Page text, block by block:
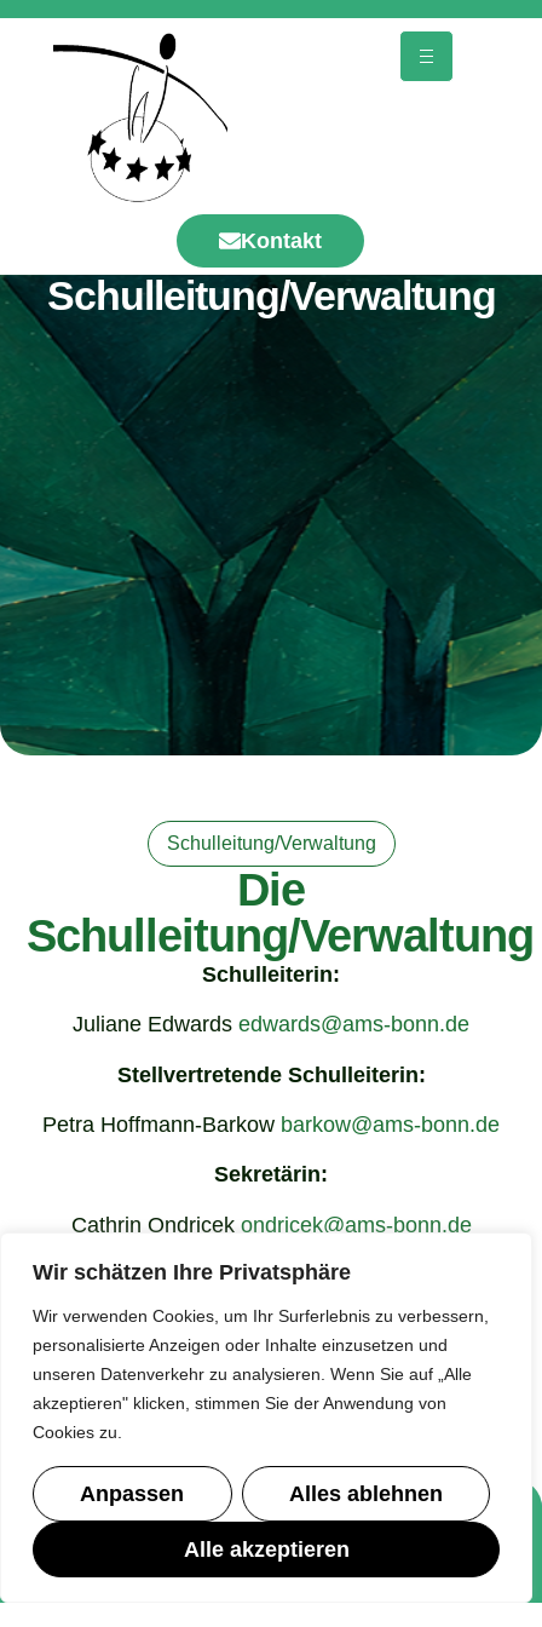
Wir schätzen Ihre Privatsphäre
Wir verwenden Cookies, um Ihr Surferlebnis zu verbessern,
personalisierte Anzeigen oder Inhalte einzusetzen und
unseren Datenverkehr zu analysieren. Wenn Sie auf „Alle
akzeptieren" klicken, stimmen Sie der Anwendung von
Cookies zu.
Anpassen Alles ablehnen
Alle akzeptieren
Kontakt
Schulleitung/Verwaltung
Schulleitung/Verwaltung
Die
Schulleitung/Verwaltung
Schulleiterin:
Juliane Edwards edwards@ams-bonn.de
Stellvertretende Schulleiterin:
Petra Hoffmann-Barkow barkow@ams-bonn.de
Sekretärin:
Cathrin Ondricek ondricek@ams-bonn.de
Hausmeister:
Stefan
Lützenkirchenstefan.luetzenkirchen@bonn.de